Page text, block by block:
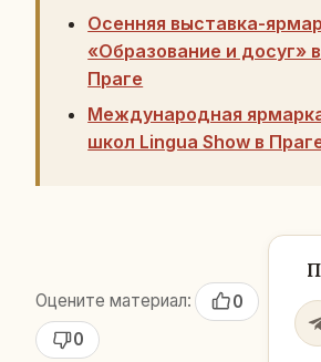
Осенняя выставка-
«Образование и досуг»
Праге
Международная
школ Lingua Show в
Оцените материал:
0
0